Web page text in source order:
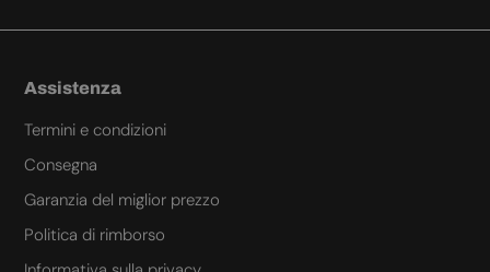
Assistenza
Termini e condizioni
Consegna
Garanzia del miglior prezzo
Politica di rimborso